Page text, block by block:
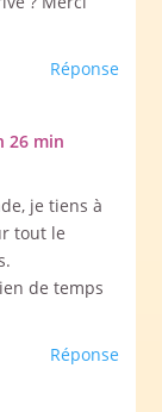
Réponse
26 min
je tiens à
tout le
de temps
Réponse